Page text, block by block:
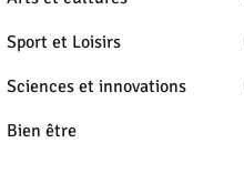
Sport et Loisirs
Sciences et innovations
Bien être